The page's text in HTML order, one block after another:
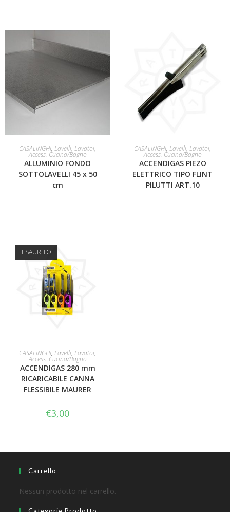
LEGGI TUTTO
CASALINGHI, Lavelli, Lavatoi,
Access. Cucina/Bagno
ALLUMINIO FONDO
SOTTOLAVELLI 45 x 50
cm
LEGGI TUTTO
CASALINGHI, Lavelli, Lavatoi,
Access. Cucina/Bagno
ACCENDIGAS PIEZO
ELETTRICO TIPO FLINT
PILUTTI ART.10
ESAURITO
LEGGI TUTTO
CASALINGHI, Lavelli, Lavatoi,
Access. Cucina/Bagno
ACCENDIGAS 280 mm
RICARICABILE CANNA
FLESSIBILE MAURER
€3,00
Carrello
Nessun prodotto nel carrello.